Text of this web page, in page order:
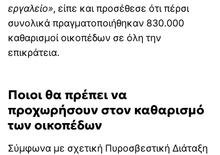
εργαλείο», είπε και προσέθεσε ότι πέρσι
συνολικά πραγματοποιήθηκαν 830.000
καθαρισμοί οικοπέδων σε όλη την
επικράτεια.
Ποιοι θα πρέπει να
προχωρήσουν στον καθαρισμό
των οικοπέδων
Σύμφωνα με σχετική Πυροσβεστική Διάταξη